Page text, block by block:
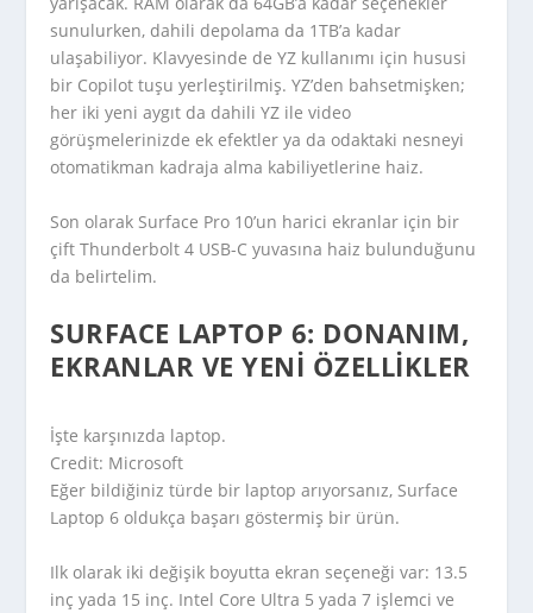
sunulurken, dahili depolama da 1TB’a kadar
ulaşabiliyor. Klavyesinde de YZ kullanımı için hususi
bir Copilot tuşu yerleştirilmiş. YZ’den bahsetmişken;
her iki yeni aygıt da dahili YZ ile video
görüşmelerinizde ek efektler ya da odaktaki nesneyi
otomatikman kadraja alma kabiliyetlerine haiz.
Son olarak Surface Pro 10’un harici ekranlar için bir
çift Thunderbolt 4 USB-C yuvasına haiz bulunduğunu
da belirtelim.
SURFACE LAPTOP 6: DONANIM,
EKRANLAR VE YENI ÖZELLIKLER
İşte karşınızda laptop.
Credit: Microsoft
Eğer bildiğiniz türde bir laptop arıyorsanız, Surface
Laptop 6 oldukça başarı göstermiş bir ürün.
Ilk olarak iki değişik boyutta ekran seçeneği var: 13.5
inç yada 15 inç. Intel Core Ultra 5 yada 7 işlemci ve